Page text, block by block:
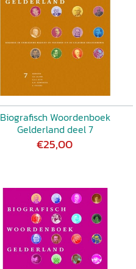
Biografisch Woordenboek
Gelderland deel 7
€25,00